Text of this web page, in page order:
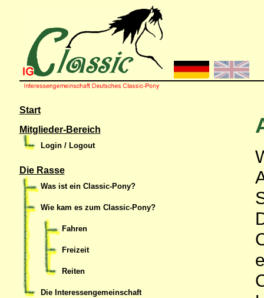
Start
Mitglieder-Bereich
Login / Logout
Die Rasse
Was ist ein Classic-Pony?
Wie kam es zum Classic-Pony?
Fahren
Freizeit
Reiten
Die Interessengemeinschaft